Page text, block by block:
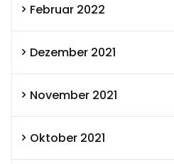
Februar 2022
Dezember 2021
November 2021
Oktober 2021